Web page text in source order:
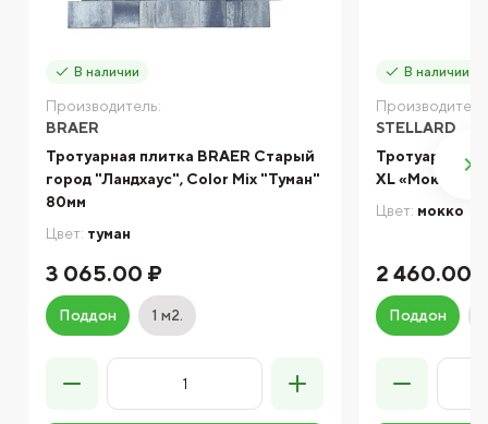
В наличии
Производитель:
BRAER
Тротуарная плитка BRAER Старый
город "Ландхаус", Color Mix "Туман"
80мм
Цвет: туман
3 065.00 ₽
Поддон 1 м2.
В наличии
STELLARD
Тротуарная
XL «Мокко»
Цвет: мокко
2 460.00
Поддон